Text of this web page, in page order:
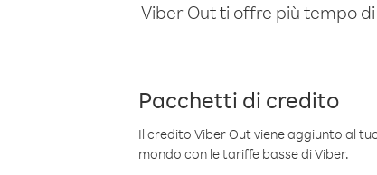
Viber Out ti offre più tempo
Pacchetti di credito
Il credito Viber Out viene aggiunto al
mondo con le tariffe basse di Viber.